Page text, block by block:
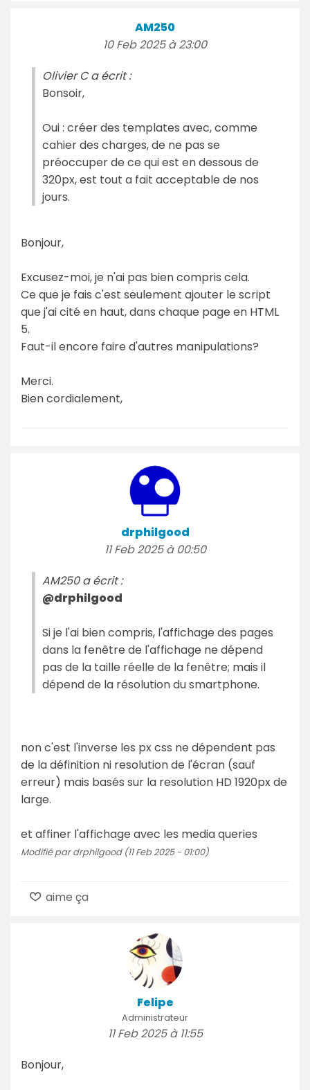
AM250
10 Feb 2025 à 23:00
Olivier C a écrit :
Bonsoir,
Oui : créer des templates avec, comme
cahier des charges, de ne pas se
préoccuper de ce qui est en dessous de
320px, est tout a fait acceptable de nos
jours.
Bonjour,
Excusez-moi, je n'ai pas bien compris cela.
Ce que je fais c'est seulement ajouter le script
que j'ai cité en haut, dans chaque page en HTML
5.
Faut-il encore faire d'autres manipulations?
Merci.
Bien cordialement,
drphilgood
11 Feb 2025 à 00:50
AM250 a écrit :
@drphilgood
Si je l'ai bien compris, l'affichage des pages
dans la fenêtre de l'affichage ne dépend
pas de la taille réelle de la fenêtre; mais il
dépend de la résolution du smartphone.
non c'est l'inverse les px css ne dépendent pas
de la définition ni resolution de l'écran (sauf
erreur) mais basés sur la resolution HD 1920px de
large.
et affiner l'affichage avec les media queries
Modifié par drphilgood (11 Feb 2025 - 01:00)
aime ça
Felipe
Administrateur
11 Feb 2025 à 11:55
Bonjour,